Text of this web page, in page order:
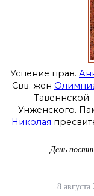
Успение прав.
Свв. жен
Унженского.
Николая
День
8 августа